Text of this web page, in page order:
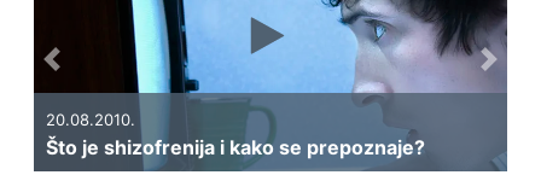
20.08.2010.
Što je shizofrenija i kako se prepoznaje?
Previous Next